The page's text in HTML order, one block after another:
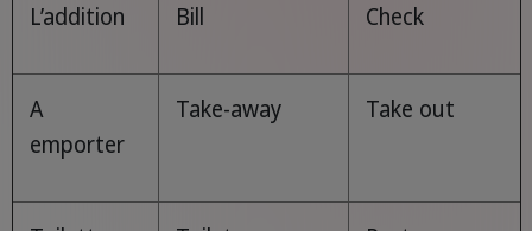
L’addition Bill Check
A
emporter
Take-away Take out